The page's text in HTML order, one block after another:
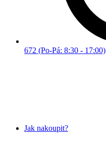
672 (Po-Pá: 8:30 - 17:00)
Jak nakoupit?